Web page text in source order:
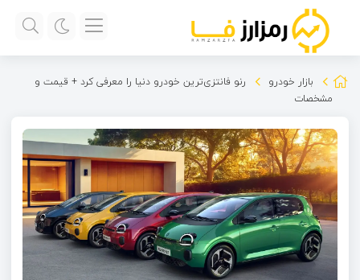
بازار خودرو
رنو فانتزی‌ترین خودرو دنیا را معرفی کرد + قیمت و
مشخصات